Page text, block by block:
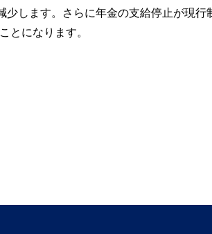
少します。さらに年金の支給停止が現行
とになります。